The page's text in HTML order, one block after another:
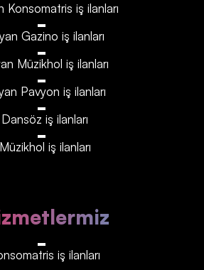
Konsomatris iş ilanları
Gazino iş ilanları
Müzikhol iş ilanları
Pavyon iş ilanları
Dansöz iş ilanları
Müzikhol iş ilanları
iş ilanları